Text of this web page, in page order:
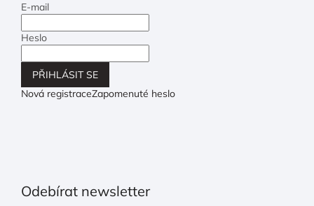
E-mail
Heslo
PŘIHLÁSIT SE
Nová registraceZapomenuté heslo
Odebírat newsletter